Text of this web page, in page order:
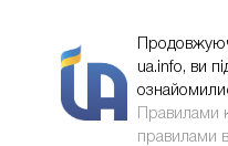
ua.info, ви
Правилами
правилами